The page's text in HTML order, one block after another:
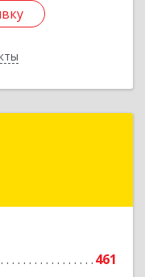
461
г, Раевского